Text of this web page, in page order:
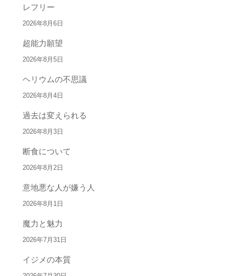
レフリー
2026年8月6日
超能力願望
2026年8月5日
ヘリウムの不思議
2026年8月4日
過去は変えられる
2026年8月3日
断食について
2026年8月2日
意地悪な人が嫌う人
2026年8月1日
魔力と魅力
2026年7月31日
イジメの本質